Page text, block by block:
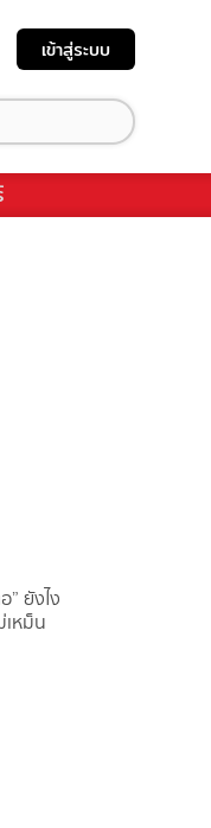
เข้าสู่ระบบ
” ยังไง
เหม็น